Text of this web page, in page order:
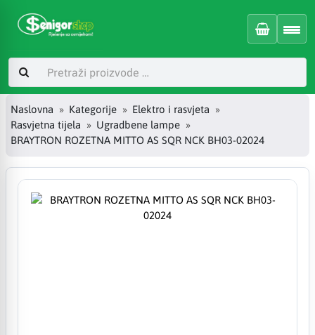
Naslovna Kategorije
Elektro i rasvjeta
Rasvjetna tijela
Ugradbene lampe
BRAYTRON ROZETNA MITTO AS SQR NCK BH03-02024